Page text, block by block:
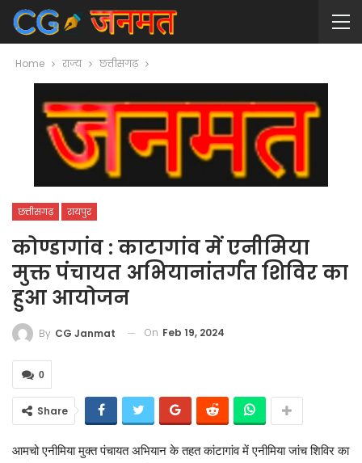
Home राज्य छत्तीसगढ़
छत्तीसगढ़ रायपुर
कोण्डागांव : काटागांव में एनीमिया
मुक्त पंचायत अभियानांतर्गत शिविर का
हुआ आयोजन
By CG Janmat On Feb 19, 2024
0
Share
आमचो एनीमिया मुक्त पंचायत अभियान के तहत कांटागांव में एनीमिया जांच शिविर का